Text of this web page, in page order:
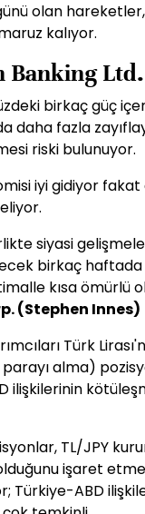
olan
kalıyor.
Banking
birkaç güç
daha fazla
riski bulunuyor.
iyi gidiyor
siyasi
birkaç
kısa ömürlü
(Stephen Innes)
Türk
alma)
ilişkilerinin
TL/JPY
işaret
Türkiye-ABD